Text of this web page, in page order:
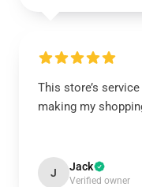
This store’s
making my
J Jack
Verified owner